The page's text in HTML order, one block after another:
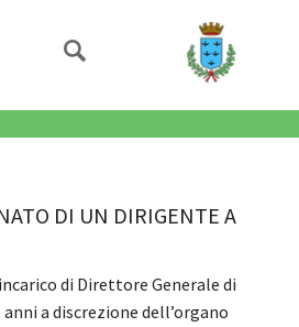
DI UN DIRIGENTE A
di Direttore Generale di
a discrezione dell’organo